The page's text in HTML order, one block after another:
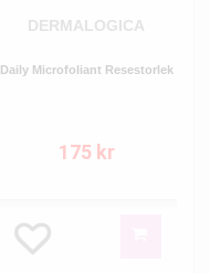
DERMALOGICA
Daily Microfoliant Resestorlek
175 kr